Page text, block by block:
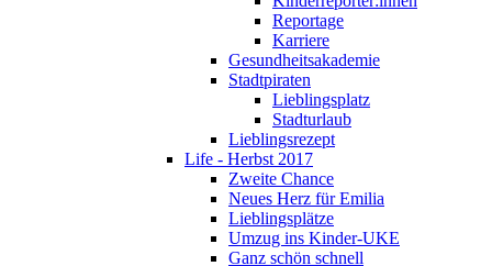
Reportage
Karriere
Gesundheitsakademie
Stadtpiraten
Lieblingsplatz
Stadturlaub
Lieblingsrezept
Life - Herbst 2017
Zweite Chance
Neues Herz für Emilia
Lieblingsplätze
Umzug ins Kinder-UKE
Ganz schön schnell